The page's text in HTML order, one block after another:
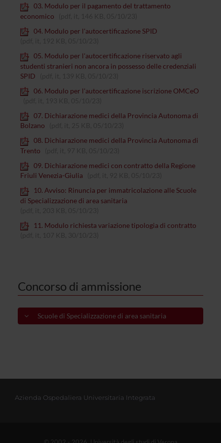
03. Modulo per il pagamento del trattamento
economico
04. Modulo per l'autocertificazione SPID
05. Modulo per l'autocertificazione riservato agli
studenti stranieri non ancora in possesso delle credenziali
SPID
06. Modulo per l'autocertificazione iscrizione OMCeO
07. Dichiarazione medici della Provincia Autonoma di
Bolzano
08. Dichiarazione medici della Provincia Autonoma di
Trento
09. Dichiarazione medici con contratto della Regione
Friuli Venezia-Giulia
10. Avviso: Rinuncia per immatricolazione alle Scuole
di Specializzazione di area sanitaria
11. Modulo richiesta variazione tipologia di contratto
Concorso di ammissione
Scuole di Specializzazione di area sanitaria
Azienda Ospedaliera Universitaria Integrata